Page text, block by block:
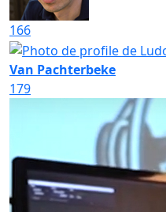
166
Van Pachterbeke
179